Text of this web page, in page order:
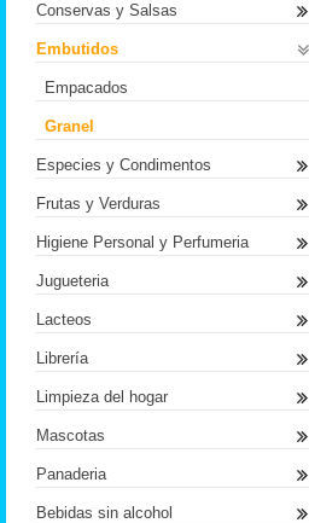
Conservas y Salsas
Embutidos
Empacados
Granel
Especies y Condimentos
Frutas y Verduras
Higiene Personal y Perfumeria
Jugueteria
Lacteos
Librería
Limpieza del hogar
Mascotas
Panaderia
Bebidas sin alcohol